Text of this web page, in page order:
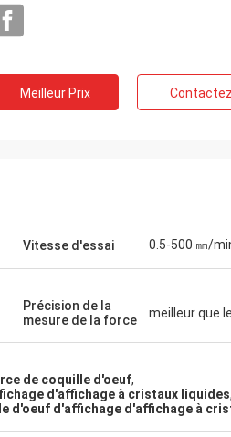
Meilleur Prix Contactez
Vitesse d'essai 0.5-500 ㎜/
Précision de la
mesure de la force
meilleur que
de coquille d'oeuf,
d'affichage à cristaux liquides,
d'oeuf d'affichage d'affichage à